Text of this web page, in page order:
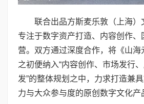
联合出品方斯麦乐敦（上海）
专注于数字资产打造、内容创作、
营。双方通过深度合作，将《山海
之初便纳入“内容创作、市场发行
发”的整体规划之中，力求打造兼
力与大众参与度的原创数字文化产